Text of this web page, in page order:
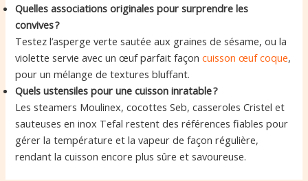
Quelles associations originales pour surprendre les
convives ?
Testez l’asperge verte sautée aux graines de sésame, ou la
violette servie avec un œuf parfait façoncuisson œuf coque,
pour un mélange de textures bluffant.
Quels ustensiles pour une cuisson inratable ?
Les steamers Moulinex, cocottes Seb, casseroles Cristel et
sauteuses en inox Tefal restent des références fiables pour
gérer la température et la vapeur de façon régulière,
rendant la cuisson encore plus sûre et savoureuse.